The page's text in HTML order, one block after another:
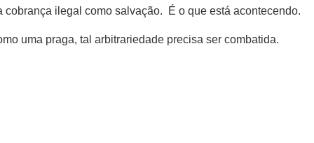
ilegal como salvação. É o que está acontecendo.
uma praga, tal arbitrariedade precisa ser combatida.